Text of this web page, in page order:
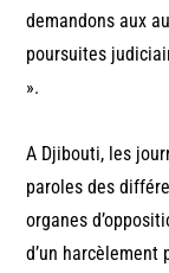
demandons aux
poursuites
».
A Djibouti, les
paroles des
organes
d’un harcèlement